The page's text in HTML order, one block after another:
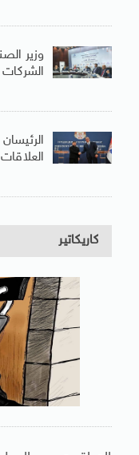
كاريكاتير